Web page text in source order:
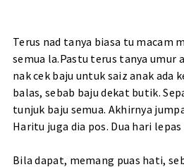
Terus nad tanya biasa tu macam
semua la.Pastu terus tanya umur
nak cek baju untuk saiz anak ada
balas, sebab baju dekat butik.
tunjuk baju semua. Akhirnya
Haritu juga dia pos. Dua hari
Bila dapat, memang puas hati,